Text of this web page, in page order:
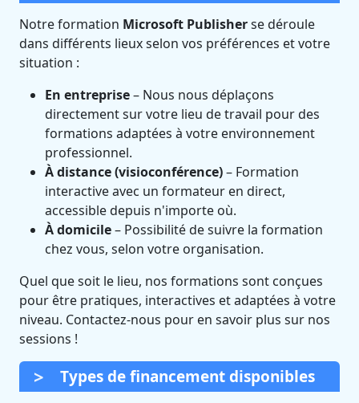
Notre formation Microsoft Publisherse déroule
dans différents lieux selon vos préférences et votre
situation :
En entreprise– Nous nous déplaçons
directement sur votre lieu de travail pour des
formations adaptées à votre environnement
professionnel.
À distance (visioconférence)– Formation
interactive avec un formateur en direct,
accessible depuis n'importe où.
À domicile– Possibilité de suivre la formation
chez vous, selon votre organisation.
Quel que soit le lieu, nos formations sont conçues
pour être pratiques, interactives et adaptées à votre
niveau. Contactez-nous pour en savoir plus sur nos
sessions !
Types de financement disponibles